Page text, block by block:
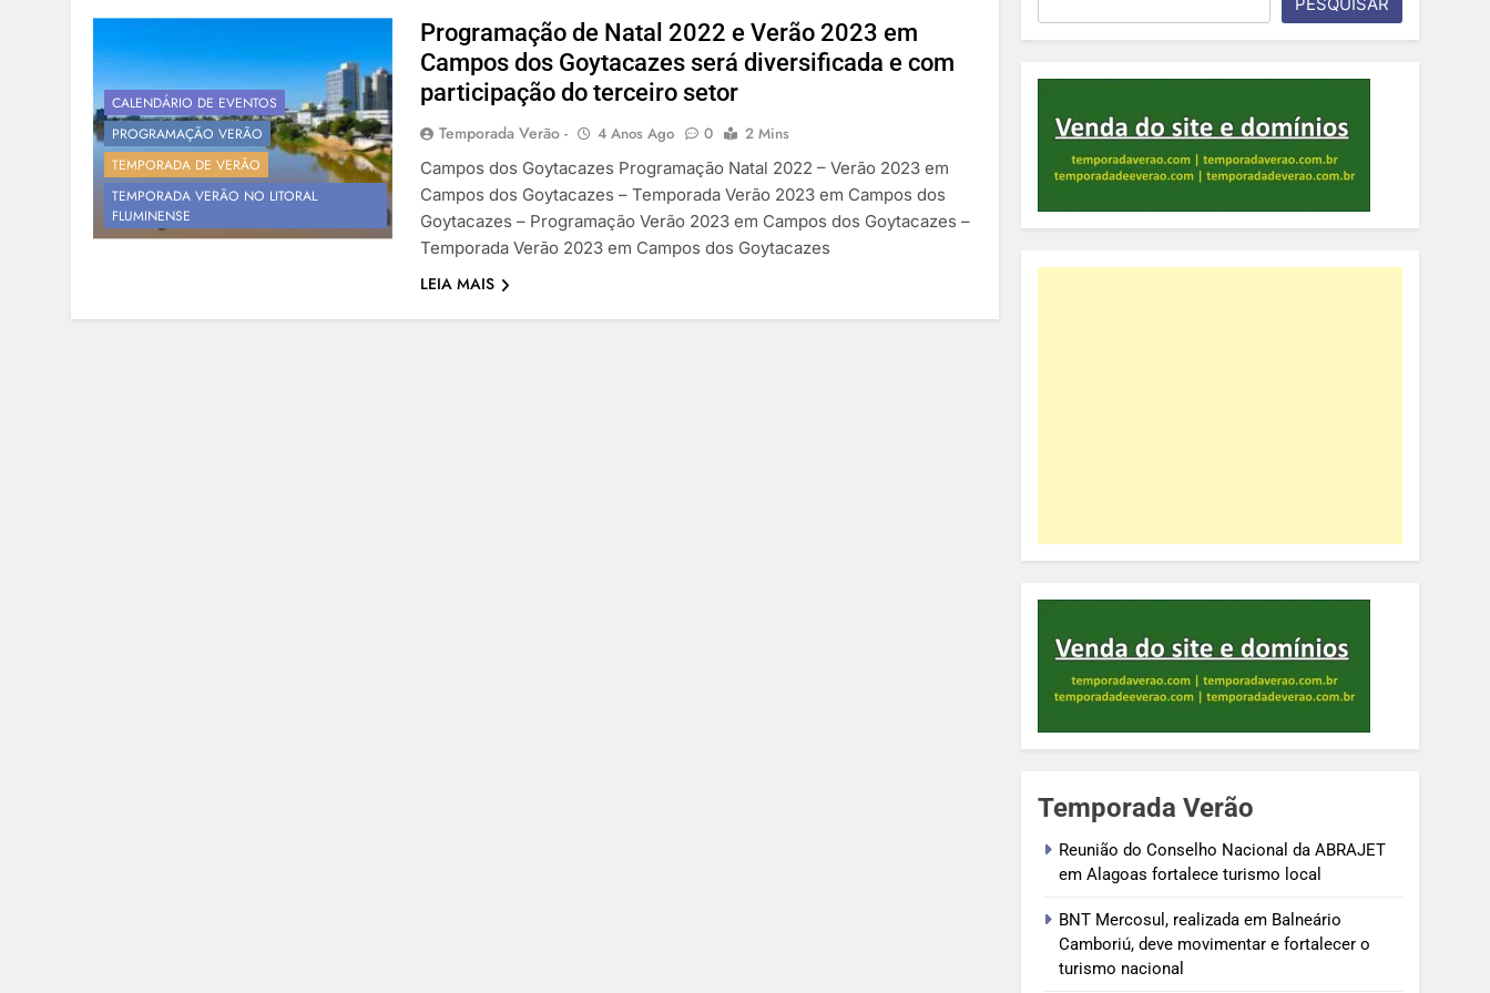
CALENDÁRIO DE EVENTOS
PROGRAMAÇÃO VERÃO
TEMPORADA DE VERÃO
TEMPORADA VERÃO NO LITORAL
FLUMINENSE
Programação de Natal 2022 e Verão 2023 em
Campos dos Goytacazes será diversificada e com
participação do terceiro setor
Temporada Verão - 4 Anos Ago 0
2 Mins
Campos dos Goytacazes Programação Natal 2022 – Verão 2023 em
Campos dos Goytacazes – Temporada Verão 2023 em Campos dos
Goytacazes – Programação Verão 2023 em Campos dos Goytacazes –
Temporada Verão 2023 em Campos dos Goytacazes
LEIA MAIS
Temporada Verão
Reunião do Conselho Nacional da ABRAJET
em Alagoas fortalece turismo local
BNT Mercosul, realizada em Balneário
Camboriú, deve movimentar e fortalecer o
turismo nacional